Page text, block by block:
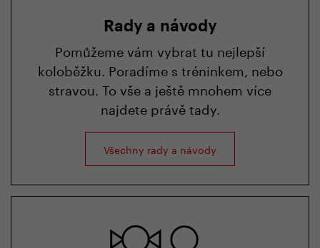
Rady a návody
Pomůžeme vám vybrat tu nejlepší
koloběžku. Poradíme s tréninkem, nebo
stravou. To vše a ještě mnohem více
najdete právě tady.
Všechny rady a návody